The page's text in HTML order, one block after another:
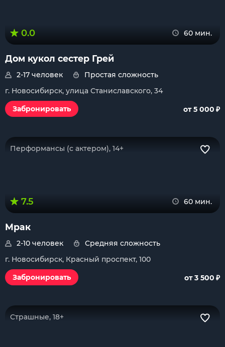
0.0 60 мин.
Дом кукол сестер Грей
2-17 человек
Простая сложность
г. Новосибирск, улица Станиславского, 34
Забронировать
от 5 000 ₽
Перформансы (с актером), 14+
7.5 60 мин.
Мрак
2-10 человек
Средняя сложность
г. Новосибирск, Красный проспект, 100
Забронировать
от 3 500 ₽
Страшные, 18+